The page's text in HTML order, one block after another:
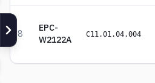
8
EPC-
W2122A
C11.01.04.004